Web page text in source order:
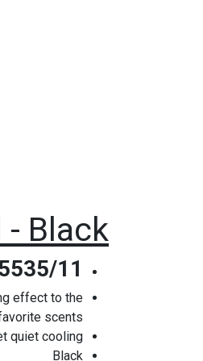
- Black
11
effect to the
scents.
quiet cooling
Black